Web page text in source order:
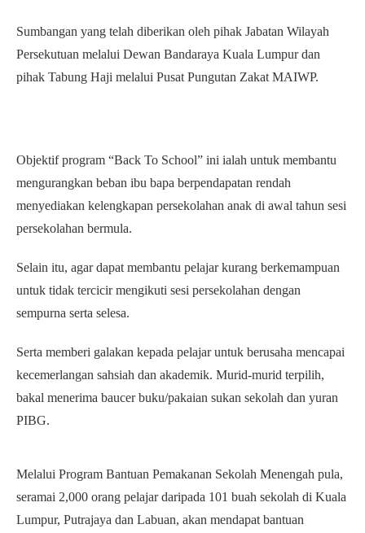
Sumbangan yang telah diberikan oleh pihak Jabatan Wilayah
Persekutuan melalui Dewan Bandaraya Kuala Lumpur dan
pihak Tabung Haji melalui Pusat Pungutan Zakat MAIWP.
Objektif program “Back To School” ini ialah untuk membantu
mengurangkan beban ibu bapa berpendapatan rendah
menyediakan kelengkapan persekolahan anak di awal tahun sesi
persekolahan bermula.
Selain itu, agar dapat membantu pelajar kurang berkemampuan
untuk tidak tercicir mengikuti sesi persekolahan dengan
sempurna serta selesa.
Serta memberi galakan kepada pelajar untuk berusaha mencapai
kecemerlangan sahsiah dan akademik. Murid-murid terpilih,
bakal menerima baucer buku/pakaian sukan sekolah dan yuran
PIBG.
Melalui Program Bantuan Pemakanan Sekolah Menengah pula,
seramai 2,000 orang pelajar daripada 101 buah sekolah di Kuala
Lumpur, Putrajaya dan Labuan, akan mendapat bantuan